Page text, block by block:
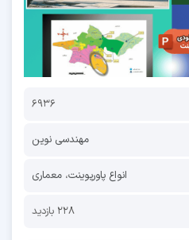
6936
مهندسی نوین
انواع پاورپوینت، معماری
228 بازدید